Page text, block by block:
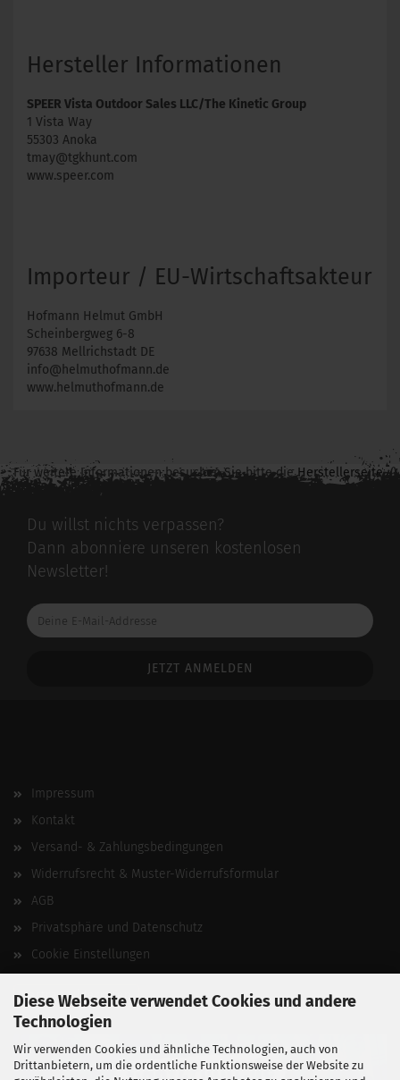
Diese Webseite verwendet Cookies und andere
Technologien
Wir verwenden Cookies und ähnliche Technologien, auch von
Drittanbietern, um die ordentliche Funktionsweise der Website zu
Hersteller Informationen
SPEER Vista Outdoor Sales LLC/The Kinetic Group
1 Vista Way
55303 Anoka
tmay@tgkhunt.com
www.speer.com
Importeur / EU-Wirtschaftsakteur
Hofmann Helmut GmbH
Scheinbergweg 6-8
97638 Mellrichstadt DE
info@helmuthofmann.de
www.helmuthofmann.de
Für weitere Informationen besuchen Sie bitte dieHerstellerseite
zu diesem Artikel.
Du willst nichts verpassen?
Dann abonniere unseren kostenlosen
Newsletter!
Deine
E-
Impressum
Kontakt
Versand- & Zahlungsbedingungen
Widerrufsrecht & Muster-Widerrufsformular
AGB
Privatsphäre und Datenschutz
Cookie Einstellungen
Vertrag widerrufen